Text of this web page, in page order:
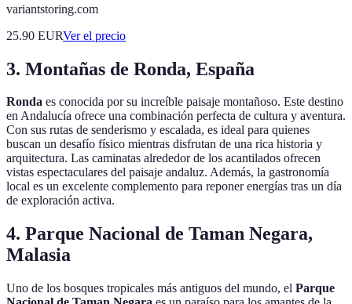
variantstoring.com
25.90 EURVer el precio
3. Montañas de Ronda, España
Ronda es conocida por su increíble paisaje montañoso. Este destino
en Andalucía ofrece una combinación perfecta de cultura y aventura.
Con sus rutas de senderismo y escalada, es ideal para quienes
buscan un desafío físico mientras disfrutan de una rica historia y
arquitectura. Las caminatas alrededor de los acantilados ofrecen
vistas espectaculares del paisaje andaluz. Además, la gastronomía
local es un excelente complemento para reponer energías tras un día
de exploración activa.
4. Parque Nacional de Taman Negara,
Malasia
Uno de los bosques tropicales más antiguos del mundo, el Parque